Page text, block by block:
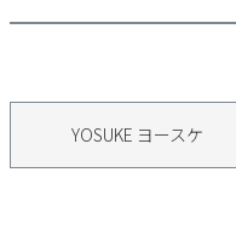
すべての商品
キッズ
YOSUKE ヨースケ